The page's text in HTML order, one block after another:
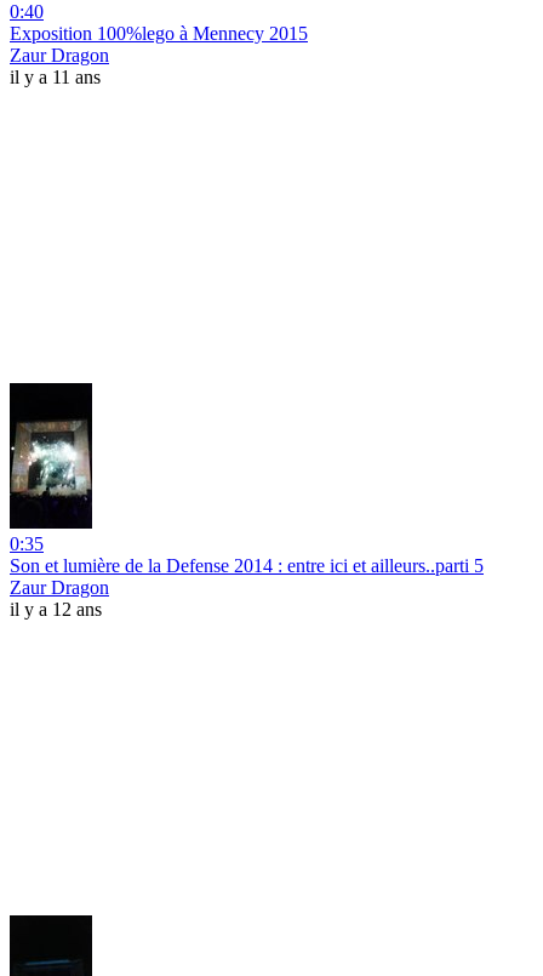
0:40
Exposition 100%lego à Mennecy 2015
Zaur Dragon
il y a 11 ans
0:35
Son et lumière de la Defense 2014 : entre ici et ailleurs..parti 5
Zaur Dragon
il y a 12 ans